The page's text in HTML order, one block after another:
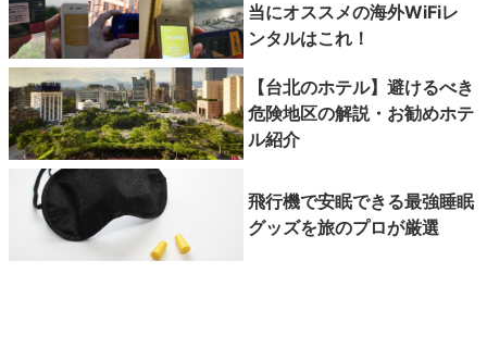
当にオススメの海外WiFiレ
ンタルはこれ！
【台北のホテル】避けるべき
危険地区の解説・お勧めホテ
ル紹介
飛行機で安眠できる最強睡眠
グッズを旅のプロが厳選